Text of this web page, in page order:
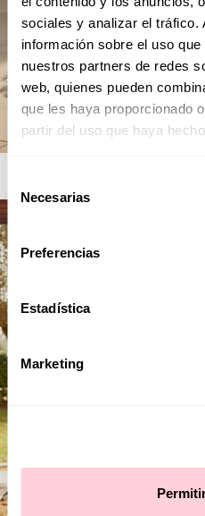
sociales y analizar el tráfico.
información sobre el uso
nuestros partners de redes
web, quienes pueden
que les haya proporcionado
partir del uso que haya
de
consentimiento
Necesarias
Preferencias
Estadística
Marketing